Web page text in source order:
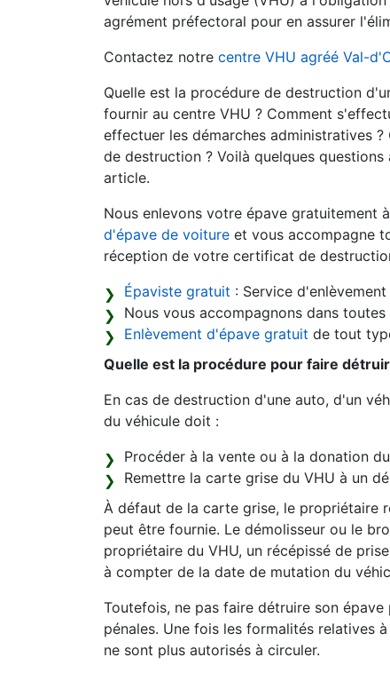
agrément préfectoral pour en assurer
Contactez notre centre VHU agréé Val-
Quelle est la procédure de destruction
fournir au centre VHU ? Comment
effectuer les démarches administratives
de destruction ? Voilà quelques
article.
Nous enlevons votre épave gratuitement
d'épave de voiture et vous accompagne
réception de votre certificat de
Épaviste gratuit : Service d'enlèvement
Nous vous accompagnons dans
Enlèvement d'épave gratuit de tout
Quelle est la procédure pour faire
En cas de destruction d'une auto, d'un
du véhicule doit :
Procéder à la vente ou à la donation
Remettre la carte grise du VHU à un
À défaut de la carte grise, le propriétaire
peut être fournie. Le démolisseur ou le
propriétaire du VHU, un récépissé de
à compter de la date de mutation du
Toutefois, ne pas faire détruire son
pénales. Une fois les formalités relatives
ne sont plus autorisés à circuler.